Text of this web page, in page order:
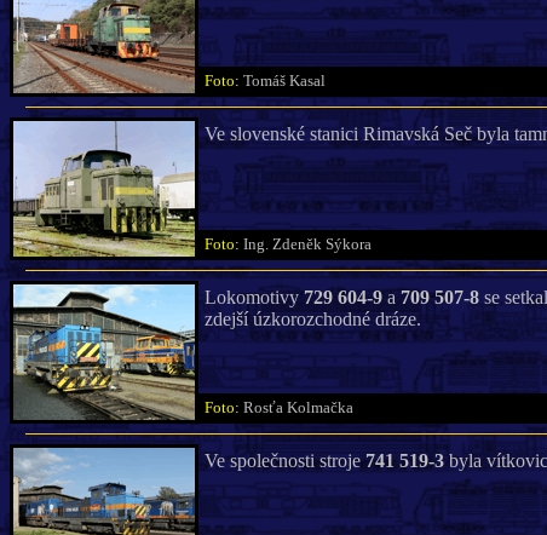
Foto: Tomáš Kasal
Ve slovenské stanici Rimavská Seč byla
Foto: Ing. Zdeněk Sýkora
Lokomotivy729 604-9 a 709 507-8 se
zdejší úzkorozchodné dráze.
Foto: Rosťa Kolmačka
Ve společnosti stroje741 519-3 byla